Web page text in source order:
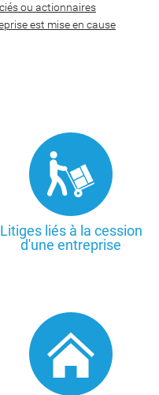
ou actionnaires
est mise en cause
Litiges liés à la cession
d'une entreprise